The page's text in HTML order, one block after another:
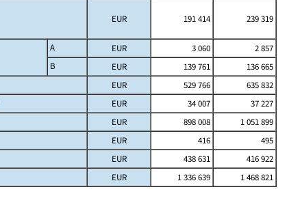
EUR 191 414 239 319
A EUR 3 060
2 857
B
EUR 139 761
136 665
EUR 529 766
635 832
EUR 34 007
37 227
EUR 898 008
1 051 899
EUR 416
495
EUR 438 631
416 922
EUR 1 336 639 1 468 821